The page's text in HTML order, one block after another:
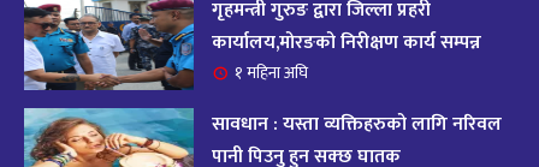
१८
२०२५)
११ महिना अघि
१९ आजको राशिफल २०८२ भदाै ४ गते, बुधवार
११ महिना अघि
गृहमन्त्री गुरुङ द्वारा जिल्ला प्रहरी
कार्यालय,मोरङको निरीक्षण कार्य सम्पन्न
१ महिना अघि
सावधान : यस्ता व्यक्तिहरुको लागि नरिवल
पानी पिउनु हुन सक्छ घातक